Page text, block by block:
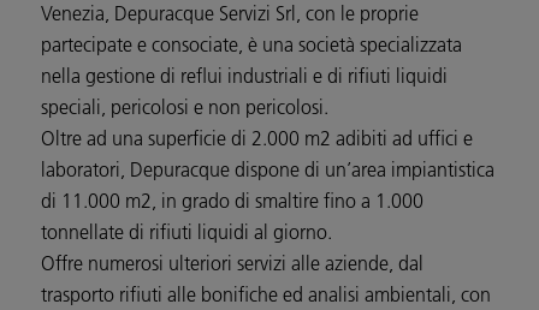
Venezia, Depuracque Servizi Srl, con le proprie
partecipate e consociate, è una società specializzata
nella gestione di reflui industriali e di rifiuti liquidi
speciali, pericolosi e non pericolosi.
Oltre ad una superficie di 2.000 m2 adibiti ad uffici e
laboratori, Depuracque dispone di un’area impiantistica
di 11.000 m2, in grado di smaltire fino a 1.000
tonnellate di rifiuti liquidi al giorno.
Offre numerosi ulteriori servizi alle aziende, dal
trasporto rifiuti alle bonifiche ed analisi ambientali, con